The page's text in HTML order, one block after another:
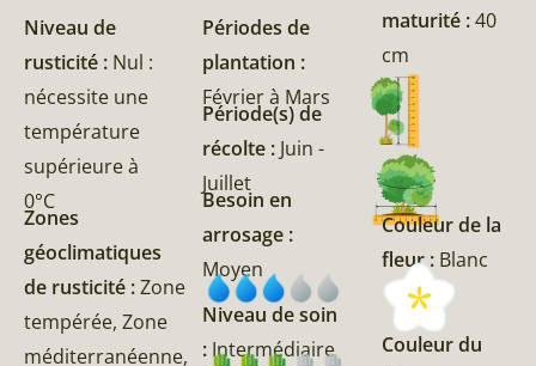
Niveau de
rusticité : Nul :
nécessite une
température
supérieure à
0°C
Zones
géoclimatiques
de rusticité :Zone
tempérée, Zone
méditerranéenne,
Périodes de
plantation :
Février à Mars
Période(s) de
récolte : Juin -
Juillet
Besoin en
arrosage :
Moyen
Niveau de soin
: Intermédiaire
maturité :40
cm
Couleur de la
fleur : Blanc
Couleur du